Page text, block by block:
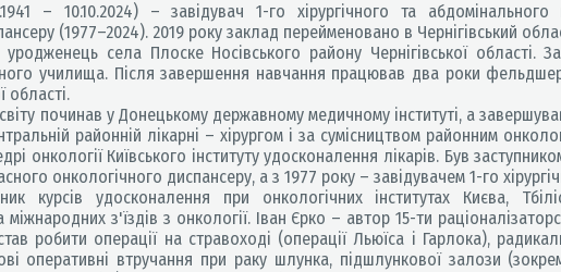
– 10.10.2024) – завідувач 1-го хірургічного та абдомінального
(1977–2024). 2019 року заклад перейменовано в Чернігівський
села Плоске Носівського району Чернігівської області.
училища. Після завершення навчання працював два роки
області.
починав у Донецькому державному медичному інституті, а
районній лікарні – хірургом і за сумісництвом районним
онкології Київського інституту удосконалення лікарів. Був
онкологічного диспансеру, а з 1977 року – завідувачем 1-го
курсів удосконалення при онкологічних інститутах Києва,
міжнародних з'їздів з онкології. Іван Єрко – автор 15-ти
робити операції на стравоході (операції Льюїса і Гарлока),
оперативні втручання при раку шлунка, підшлункової залози